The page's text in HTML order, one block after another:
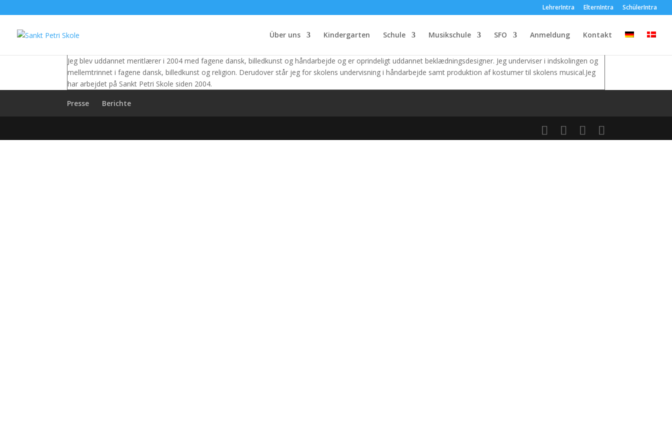
LehrerIntra ElternIntra SchülerIntra
Über uns Kindergarten Schule Musikschule SFO Anmeldung Kontakt
Jeg blev uddannet meritlærer i 2004 med fagene dansk, billedkunst og håndarbejde og er oprindeligt uddannet beklædningsdesigner. Jeg underviser i indskolingen og
mellemtrinnet i fagene dansk, billedkunst og religion. Derudover står jeg for skolens undervisning i håndarbejde samt produktion af kostumer til skolens musical.Jeg
har arbejdet på Sankt Petri Skole siden 2004.
Presse Berichte